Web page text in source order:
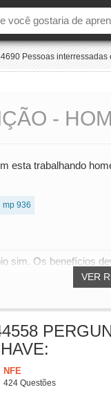
Pessoas
-
esta trabalhando
mp 936
VER
sim. Os benefícios
NFE
424 Questões